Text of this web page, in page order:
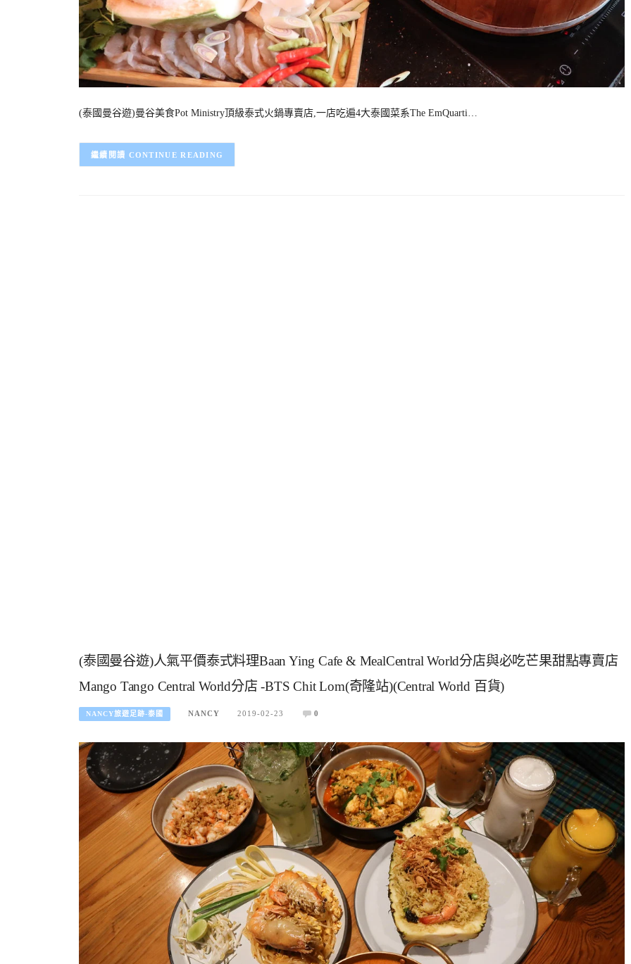
(泰國曼谷遊)曼谷美食Pot Ministry頂級泰式火鍋專賣店,一店吃遍4大泰國菜系The EmQuarti…
CONTINUE READING
(泰國曼谷遊)人氣平價泰式料理Baan Ying Cafe & MealCentral World分店與必吃芒果甜點專賣店
Mango Tango Central World分店 -BTS Chit Lom(奇隆站)(Central World 百貨)
NANCY旅遊足跡-泰國 NANCY 2019-02-23 0